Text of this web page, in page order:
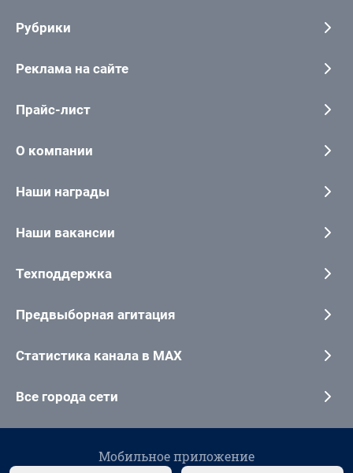
Рубрики
Реклама на сайте
Прайс-лист
О компании
Наши награды
Наши вакансии
Техподдержка
Предвыборная агитация
Статистика канала в MAX
Все города сети
Мобильное приложение